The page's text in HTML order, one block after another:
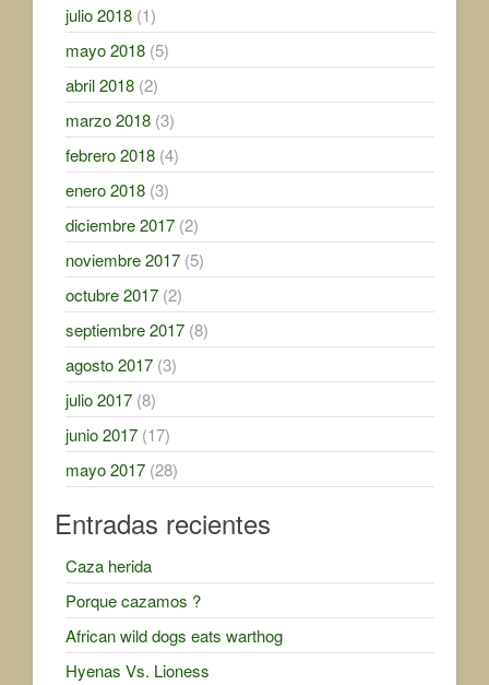
julio 2018 (1)
mayo 2018 (5)
abril 2018 (2)
marzo 2018 (3)
febrero 2018 (4)
enero 2018 (3)
diciembre 2017 (2)
noviembre 2017 (5)
octubre 2017 (2)
septiembre 2017 (8)
agosto 2017 (3)
julio 2017 (8)
junio 2017 (17)
mayo 2017 (28)
Entradas recientes
Caza herida
Porque cazamos ?
African wild dogs eats warthog
Hyenas Vs. Lioness